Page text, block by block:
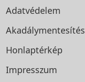
Adatvédelem
Honlaptérkép
Impresszum